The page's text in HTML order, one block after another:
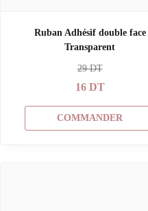
Ruban Adhésif double face
Transparent
29DT
16DT
COMMANDER